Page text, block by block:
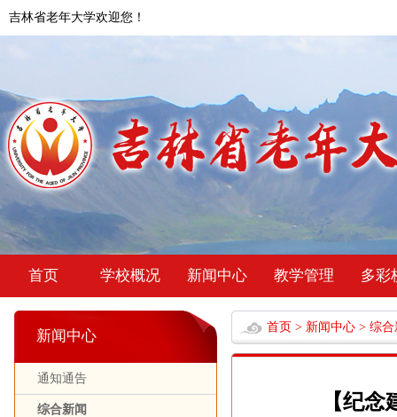
吉林省老年大学欢迎您！
首页 学校概况 新闻中心 教学管理 多彩
新闻中心
通知通告
综合新闻
首页 > 新闻中心 > 综合
【纪